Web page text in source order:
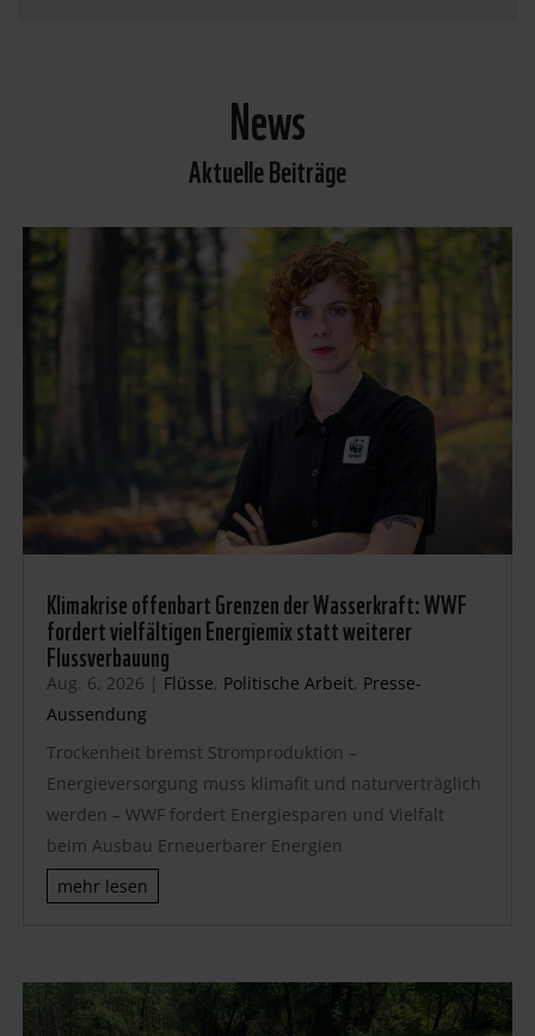
News
Aktuelle Beiträge
Klimakrise offenbart Grenzen der Wasserkraft: WWF
fordert vielfältigen Energiemix statt weiterer
Flussverbauung
Aug. 6, 2026 | Flüsse, Politische Arbeit, Presse-
Aussendung
Trockenheit bremst Stromproduktion –
Energieversorgung muss klimafit und naturverträglich
werden – WWF fordert Energiesparen und Vielfalt
beim Ausbau Erneuerbarer Energien
mehr lesen